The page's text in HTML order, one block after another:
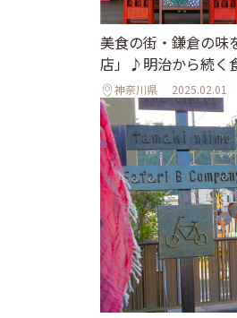
美食の街・鎌倉の味
店」♪明治から続く
神奈川県 2025.02.01